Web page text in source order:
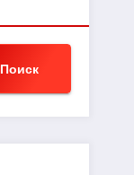
Поиск